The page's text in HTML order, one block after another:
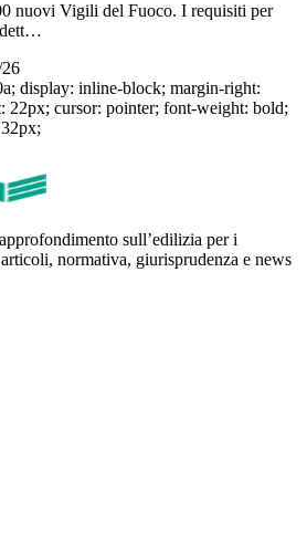
nuovi Vigili del Fuoco. I requisiti per
dett…
display: inline-block; margin-right:
22px; cursor: pointer; font-weight: bold;
sull’edilizia per i
normativa, giurisprudenza e news